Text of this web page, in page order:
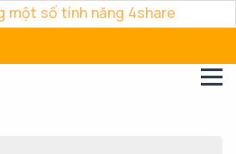
một số tính năng 4share